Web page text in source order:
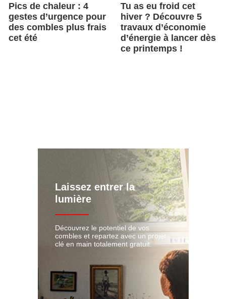
Pics de chaleur : 4
gestes d’urgence pour
des combles plus frais
cet été
Tu as eu froid cet
hiver ? Découvre 5
travaux d’économie
d’énergie à lancer dès
ce printemps !
Laissez entrer la
lumière
Découvrez le potentiel de vos
combles et repartez avec un projet
clé en main totalement gratuit.